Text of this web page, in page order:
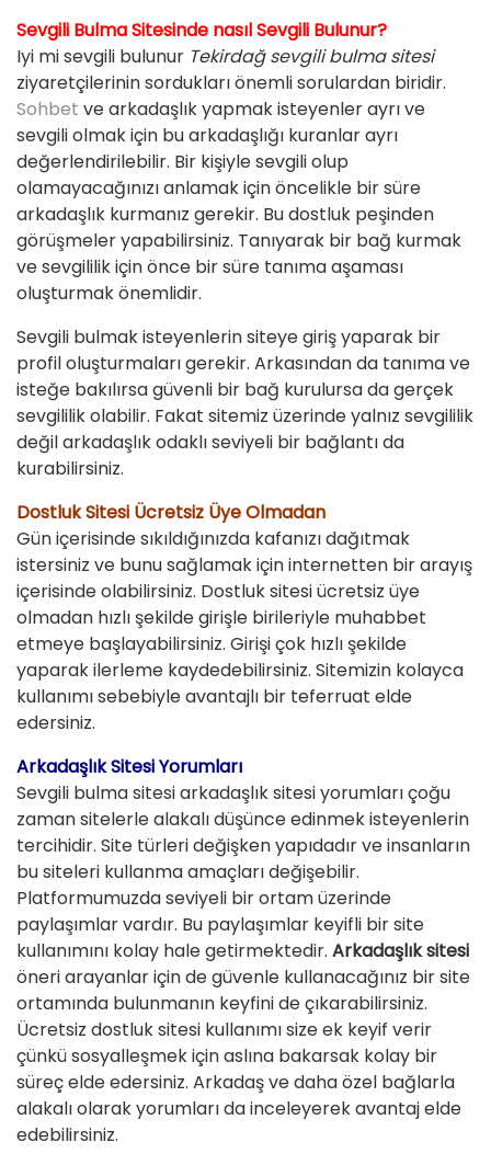
Sevgili Bulma Sitesinde nasıl Sevgili Bulunur?
Iyi mi sevgili bulunur Tekirdağ sevgili bulma sitesi
ziyaretçilerinin sordukları önemli sorulardan biridir.
Sohbet ve arkadaşlık yapmak isteyenler ayrı ve
sevgili olmak için bu arkadaşlığı kuranlar ayrı
değerlendirilebilir. Bir kişiyle sevgili olup
olamayacağınızı anlamak için öncelikle bir süre
arkadaşlık kurmanız gerekir. Bu dostluk peşinden
görüşmeler yapabilirsiniz. Tanıyarak bir bağ kurmak
ve sevgililik için önce bir süre tanıma aşaması
oluşturmak önemlidir.
Sevgili bulmak isteyenlerin siteye giriş yaparak bir
profil oluşturmaları gerekir. Arkasından da tanıma ve
isteğe bakılırsa güvenli bir bağ kurulursa da gerçek
sevgililik olabilir. Fakat sitemiz üzerinde yalnız sevgililik
değil arkadaşlık odaklı seviyeli bir bağlantı da
kurabilirsiniz.
Dostluk Sitesi Ücretsiz Üye Olmadan
Gün içerisinde sıkıldığınızda kafanızı dağıtmak
istersiniz ve bunu sağlamak için internetten bir arayış
içerisinde olabilirsiniz. Dostluk sitesi ücretsiz üye
olmadan hızlı şekilde girişle birileriyle muhabbet
etmeye başlayabilirsiniz. Girişi çok hızlı şekilde
yaparak ilerleme kaydedebilirsiniz. Sitemizin kolayca
kullanımı sebebiyle avantajlı bir teferruat elde
edersiniz.
Arkadaşlık Sitesi Yorumları
Sevgili bulma sitesi arkadaşlık sitesi yorumları çoğu
zaman sitelerle alakalı düşünce edinmek isteyenlerin
tercihidir. Site türleri değişken yapıdadır ve insanların
bu siteleri kullanma amaçları değişebilir.
Platformumuzda seviyeli bir ortam üzerinde
paylaşımlar vardır. Bu paylaşımlar keyifli bir site
kullanımını kolay hale getirmektedir. Arkadaşlık sitesi
öneri arayanlar için de güvenle kullanacağınız bir site
ortamında bulunmanın keyfini de çıkarabilirsiniz.
Ücretsiz dostluk sitesi kullanımı size ek keyif verir
çünkü sosyalleşmek için aslına bakarsak kolay bir
süreç elde edersiniz. Arkadaş ve daha özel bağlarla
alakalı olarak yorumları da inceleyerek avantaj elde
edebilirsiniz.